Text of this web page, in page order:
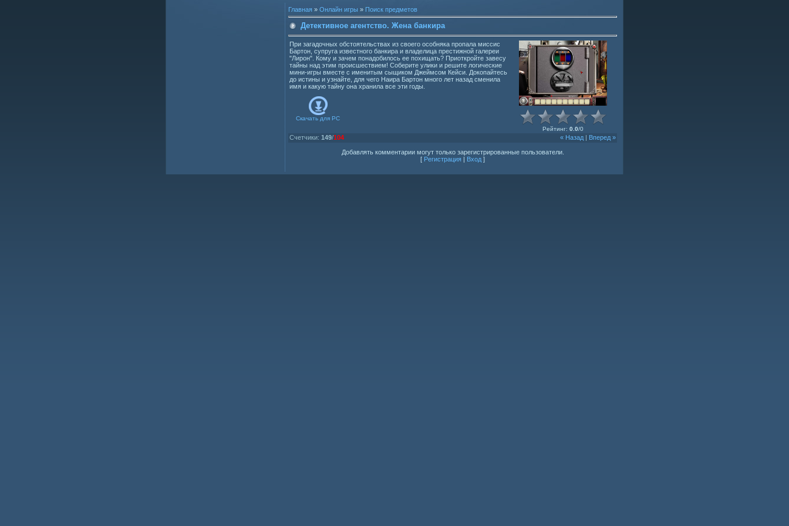
Главная » Онлайн игры » Поиск предметов
Детективное агентство. Жена банкира
При загадочных обстоятельствах из своего особняка пропала миссис
Бартон, супруга известного банкира и владелица престижной галереи
"Лирон". Кому и зачем понадобилось ее похищать? Приоткройте завесу
тайны над этим происшествием! Соберите улики и решите логические
мини-игры вместе с именитым сыщиком Джеймсом Кейси. Докопайтесь
до истины и узнайте, для чего Наира Бартон много лет назад сменила
имя и какую тайну она хранила все эти годы.
Скачать для PC
Рейтинг: 0.0/0
« Назад Вперед »
Счетчики: 149/104
Добавлять комментарии могут только зарегистрированные пользователи.
[ Регистрация Вход ]